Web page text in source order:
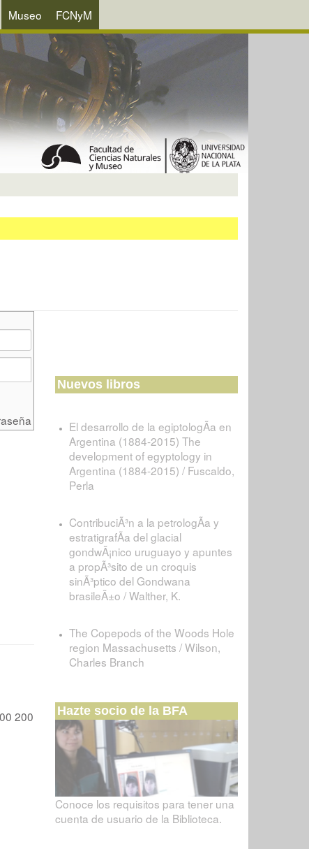
Museo FCNyM
200
Nuevos libros
El desarrollo de la egiptologÃ­a en
Argentina (1884-2015) The
development of egyptology in
Argentina (1884-2015) / Fuscaldo,
Perla
ContribuciÃ³n a la petrologÃ­a y
estratigrafÃ­a del glacial
gondwÃ¡nico uruguayo y apuntes
a propÃ³sito de un croquis
sinÃ³ptico del Gondwana
brasileÃ±o / Walther, K.
The Copepods of the Woods Hole
region Massachusetts / Wilson,
Charles Branch
Hazte socio de la BFA
Conoce los requisitos para tener una
cuenta de usuario de la Biblioteca.